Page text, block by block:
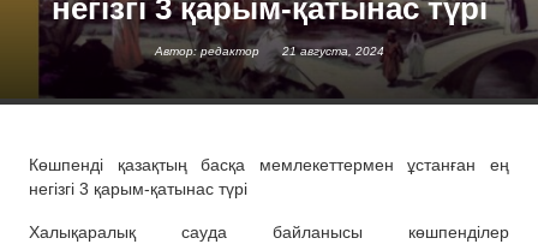
негізгі 3 қарым-қатынас түрі
Автор: редактор 21 августа, 2024
Көшпенді қазақтың басқа мемлекеттермен ұстанған ең
негізгі 3 қарым-қатынас түрі
Халықаралық сауда байланысы көшпенділер